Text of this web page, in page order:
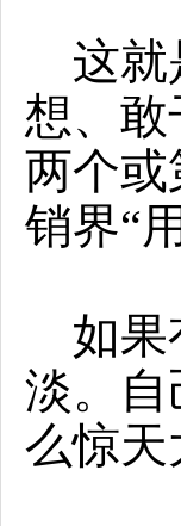
这就
想、
两个或
销界“
如果
淡。自
么惊天